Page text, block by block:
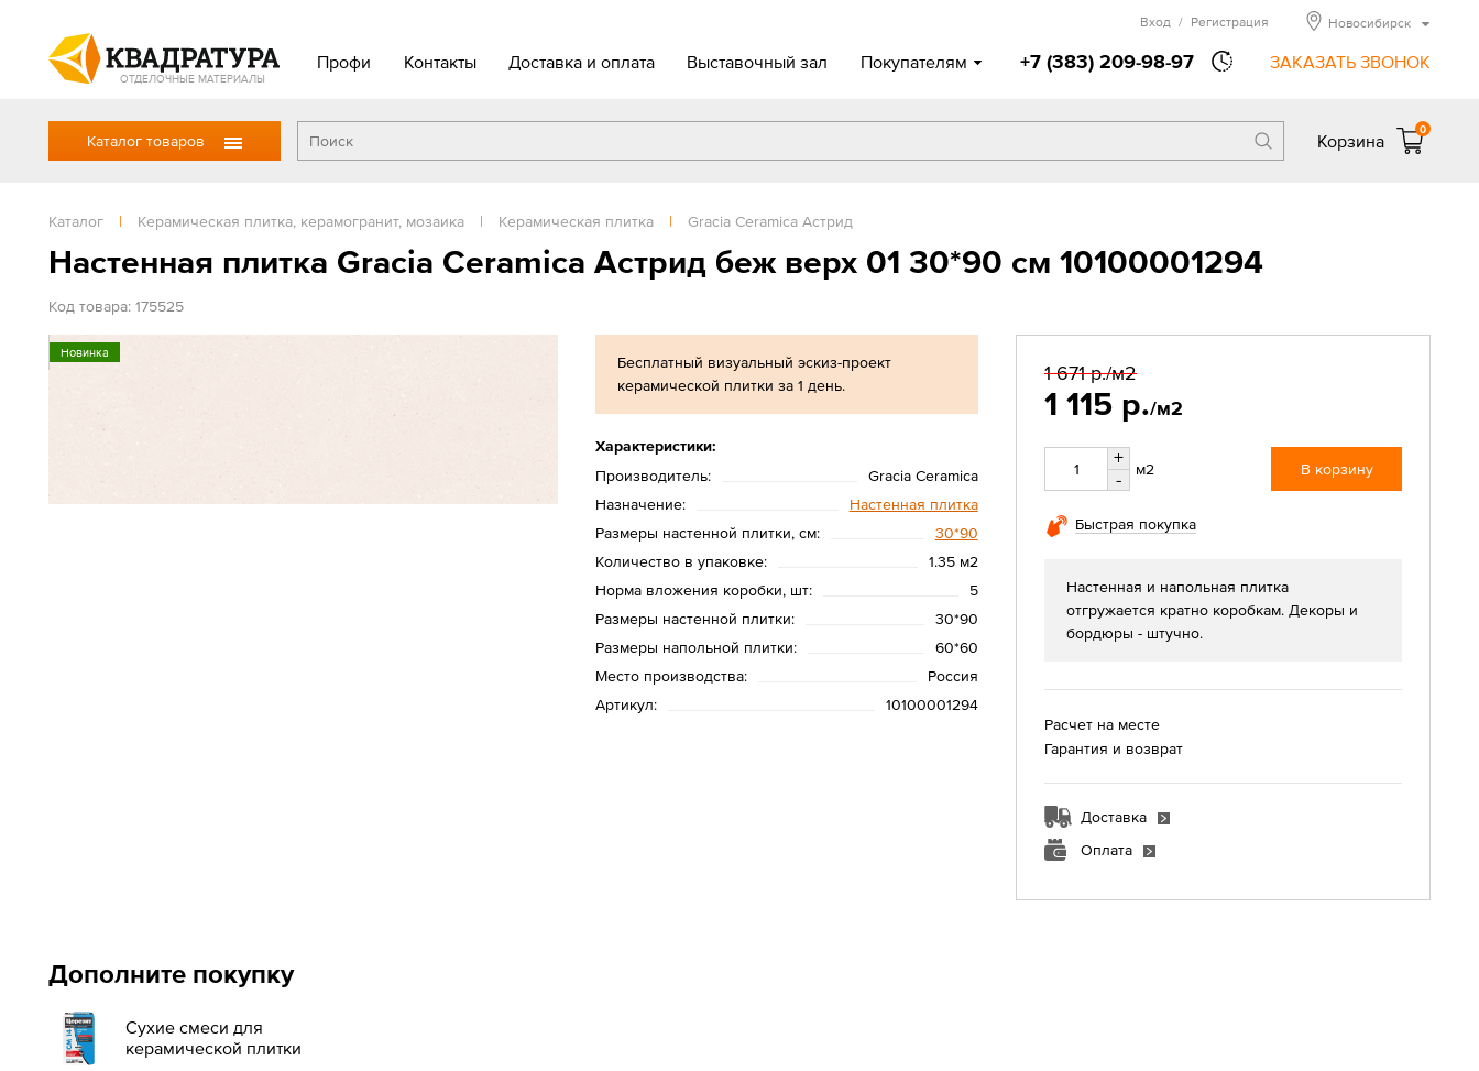
ОТДЕЛОЧНЫЕ МАТЕРИАЛЫ
Профи Контакты Доставка и оплата Выставочный зал Покупателям +7 (383) 209-98-97 ЗАКАЗАТЬ ЗВОНОК
Вход / Регистрация Новосибирск
Каталог товаров Корзина
0
Каталог | Керамическая плитка, керамогранит, мозаика | Керамическая плитка | Gracia Ceramica Астрид
Настенная плитка Gracia Ceramica Астрид беж верх 01 30*90 см 10100001294
Код товара: 175525
Новинка
Бесплатный визуальный эскиз-проект
керамической плитки за 1 день.
Характеристики:
Производитель:
Gracia Ceramica
Назначение:
Настенная плитка
Размеры настенной плитки, см:
30*90
Количество в упаковке:
1.35 м2
Норма вложения коробки, шт:
5
Размеры настенной плитки:
30*90
Размеры напольной плитки:
60*60
Место производства:
Россия
Артикул:
10100001294
1 671 р./м2
1 115 р./м2
+
-
м2 В корзину
Быстрая покупка
Настенная и напольная плитка
отгружается кратно коробкам. Декоры и
бордюры - штучно.
Расчет на месте
Гарантия и возврат
Доставка
Оплата
Дополните покупку
Сухие смеси для
керамической плитки